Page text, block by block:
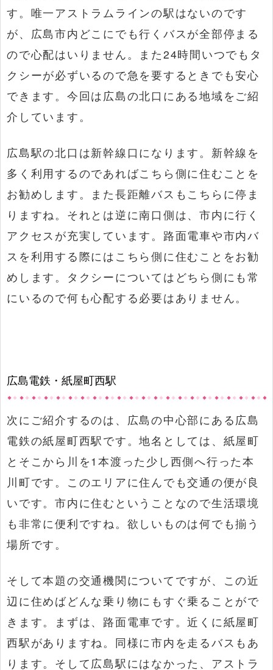
す。唯一アストラムラインの駅はないのです
が、広島市内どこにでも行くバスが全部停まる
ので心配はいりません。また24時間いつでもタ
クシーが必ずいるので急を要するときでも安心
できます。今回は広島の北口にある地域をご紹
介しています。
広島駅の北口は新幹線口になります。新幹線を
多く利用するのであればこちら側に住むことを
お勧めします。また長距離バスもこちらに停ま
りますね。それとは逆に南口側は、市内に行く
アクセスが充実しています。路面電車や市内バ
スを利用する際にはこちら側に住むことをお勧
めします。タクシーについてはどちら側にも常
にいるので何も心配する必要はありません。
広島電鉄・紙屋町西駅
次にご紹介するのは、広島の中心部にある広島
電鉄の紙屋町西駅です。地名としては、紙屋町
とそこから川を1本渡った少し西側へ行った本
川町です。このエリアに住んでも交通の便が良
いです。市内に住むということなので生活環境
も非常に便利ですね。欲しいものは何でも揃う
場所です。
そして本題の交通機関についてですが、この近
辺に住めばどんな乗り物にもすぐ乗ることがで
きます。まずは、路面電車です。近くに紙屋町
西駅がありますね。同様に市内を走るバスもあ
ります。そして広島駅にはなかった、アストラ